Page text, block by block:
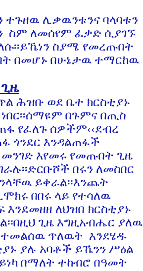
ተጉዘዉ ሊቃዉንቱንና ባላባቱን
ስም ለመሰየም ፈቃድ ሲያገኙ
ስያሜ የመረጡበት
በመሆኑ በሁኔታዉ ተማርከዉ
ሕዝቡ ወደ ቤተ ክርስቲያኑ
በጉምና በጢስ
የፈለጉ ሰዎችም‹‹ደብረ
ጎንደር እንዳልጠፋች
እየመሩ የመጡበት ጊዜ
በሩን ለመስበር
ይቀራል፡፡እንጨት
በበሩ ላይ የተሳለዉ
ለህዝበ ክርስቲያኑ
ጊዜ እግዚአብሔር ያለዉ
ተመልሰዉ ጥለዉት እንደሄዱ
ያሉ አባቶች ይኼንን ሥዕል
በማለት ተከብሮ በዓመት